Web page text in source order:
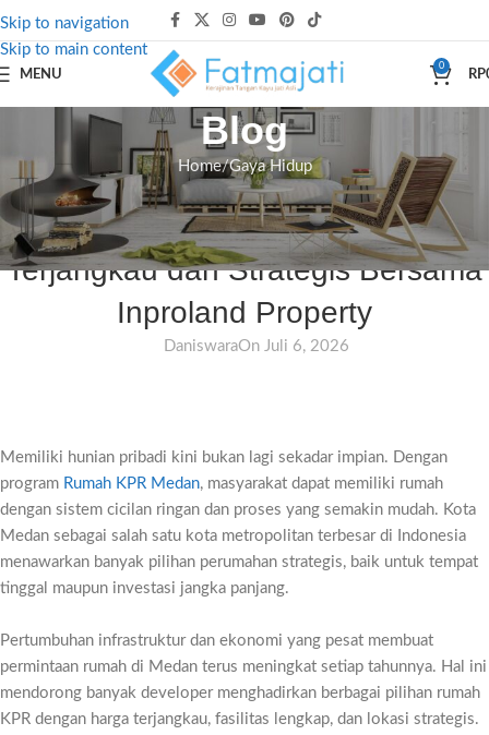
Skip to navigation
Skip to main content
MENU
0
RP
Blog
Home Gaya Hidup
GAYA HIDUP
Rumah KPR Medan: Solusi Hunian
Terjangkau dan Strategis Bersama
Inproland Property
DaniswaraOn Juli 6, 2026
Memiliki hunian pribadi kini bukan lagi sekadar impian. Dengan
program Rumah KPR Medan, masyarakat dapat memiliki rumah
dengan sistem cicilan ringan dan proses yang semakin mudah. Kota
Medan sebagai salah satu kota metropolitan terbesar di Indonesia
menawarkan banyak pilihan perumahan strategis, baik untuk tempat
tinggal maupun investasi jangka panjang.
Pertumbuhan infrastruktur dan ekonomi yang pesat membuat
permintaan rumah di Medan terus meningkat setiap tahunnya. Hal ini
mendorong banyak developer menghadirkan berbagai pilihan rumah
KPR dengan harga terjangkau, fasilitas lengkap, dan lokasi strategis.